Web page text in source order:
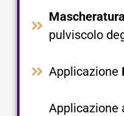
Mascheratura
pulviscolo
Applicazione
Applicazione